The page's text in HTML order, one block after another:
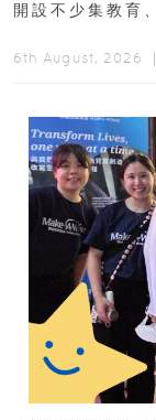
開設不少集教育
6th August, 2026